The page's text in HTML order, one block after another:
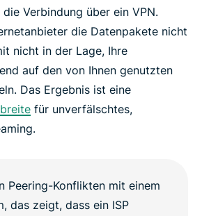
Verbindung über ein VPN.
die Datenpakete nicht
nicht in der Lage, Ihre
auf den von Ihnen genutzten
Das Ergebnis ist eine
für unverfälschtes,